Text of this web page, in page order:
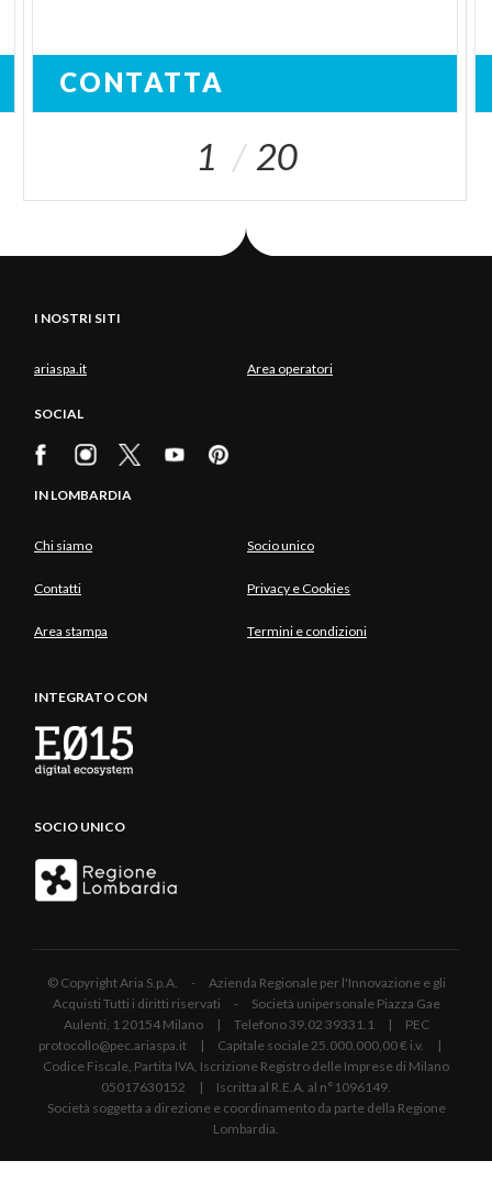
CONTATTA
1 20
I NOSTRI SITI
ariaspa.it Area operatori
SOCIAL
IN LOMBARDIA
Chi siamo Socio unico
Contatti Privacy e Cookies
Area stampa Termini e condizioni
INTEGRATO CON
SOCIO UNICO
© Copyright Aria S.p.A. - Azienda Regionale per l'Innovazione e gli
Acquisti Tutti i diritti riservati - Società unipersonale Piazza Gae
Aulenti, 1 20154 Milano | Telefono 39.02 39331.1 | PEC
protocollo@pec.ariaspa.it | Capitale sociale 25.000.000,00 € i.v. |
Codice Fiscale, Partita IVA, Iscrizione Registro delle Imprese di Milano
05017630152 | Iscritta al R.E.A. al n°1096149.
Società soggetta a direzione e coordinamento da parte della Regione
Lombardia.